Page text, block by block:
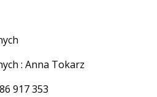
: Anna Tokarz
917 353